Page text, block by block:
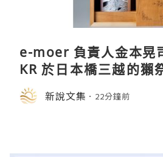
e-moer 負責人金本晃
KR 於日本橋三越的獺
店中，與日伸貴金属的
同參展新說文集 22分鐘前